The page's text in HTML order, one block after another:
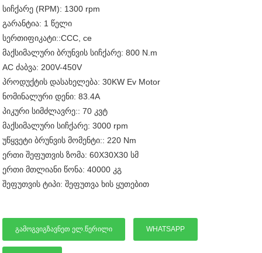
სიჩქარე (RPM): 1300 rpm
გარანტია: 1 წელი
სერთიფიკატი::CCC, ce
მაქსიმალური ბრუნვის სიჩქარე: 800 N.m
AC ძაბვა: 200V-450V
პროდუქტის დასახელება: 30KW Ev Motor
ნომინალური დენი: 83.4A
პიკური სიმძლავრე:: 70 კვტ
მაქსიმალური სიჩქარე: 3000 rpm
უწყვეტი ბრუნვის მომენტი:: 220 Nm
ერთი შეფუთვის ზომა: 60X30X30 სმ
ერთი მთლიანი წონა: 40000 კგ
შეფუთვის ტიპი: შეფუთვა ხის ყუთებით
ᲒᲐᲛᲝᲒᲕᲘᲒᲖᲐᲕᲜᲔᲗ ᲔᲚ.ᲬᲔᲠᲘᲚᲘ WHATSAPP